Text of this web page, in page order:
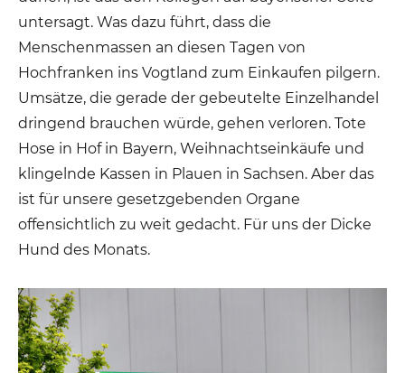
untersagt. Was dazu führt, dass die
Menschenmassen an diesen Tagen von
Hochfranken ins Vogtland zum Einkaufen pilgern.
Umsätze, die gerade der gebeutelte Einzelhandel
dringend brauchen würde, gehen verloren. Tote
Hose in Hof in Bayern, Weihnachtseinkäufe und
klingelnde Kassen in Plauen in Sachsen. Aber das
ist für unsere gesetzgebenden Organe
offensichtlich zu weit gedacht. Für uns der Dicke
Hund des Monats.